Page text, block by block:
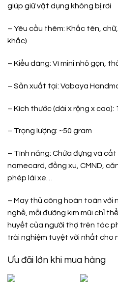
giúp giữ vật dụng không bị rơi
– Yêu cầu thêm: Khắc tên,
khắc)
– Kiểu dáng: Ví mini nhỏ gọn,
– Sản xuất tại: Vabaya
– Kích thước (dài x rộng x cao):
– Trọng lượng: ~50 gram
– Tính năng: Chứa đựng và cất
namecard, đồng xu, CMND,
phép lái xe…
– May thủ công hoàn toàn với
nghề, mỗi đường kim mũi chỉ
huyết của người thợ trên tác
trải nghiệm tuyệt vời nhất cho
Ưu đãi lớn khi mua hàng